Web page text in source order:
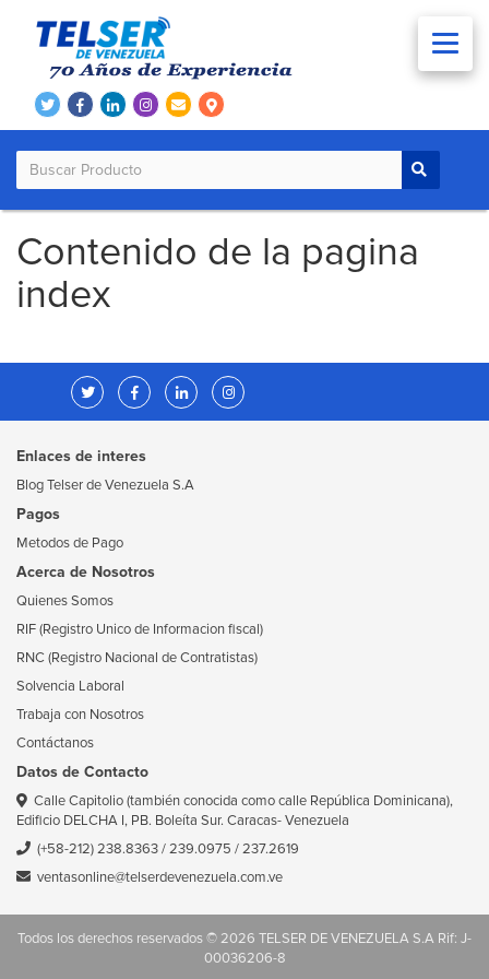
Contenido de la pagina
index
Enlaces de interes
Blog Telser de Venezuela S.A
Pagos
Metodos de Pago
Acerca de Nosotros
Quienes Somos
RIF (Registro Unico de Informacion fiscal)
RNC (Registro Nacional de Contratistas)
Solvencia Laboral
Trabaja con Nosotros
Contáctanos
Datos de Contacto
Calle Capitolio (también conocida como calle República Dominicana),
Edificio DELCHA I, PB. Boleíta Sur. Caracas- Venezuela
(+58-212) 238.8363/239.0975 /237.2619
ventasonline@telserdevenezuela.com.ve
Todos los derechos reservados © 2026 TELSER DE VENEZUELA S.A Rif: J-
00036206-8